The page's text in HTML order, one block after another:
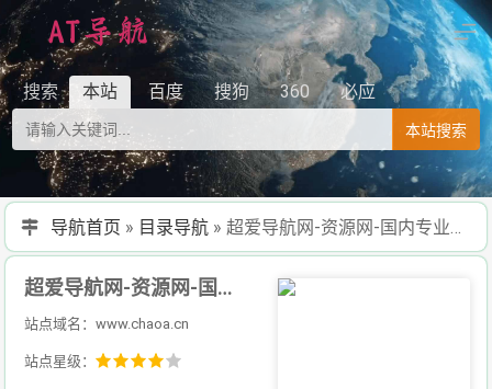
搜索 本站 百度 搜狗 360 必应
本站搜索
导航首页 » 目录导航» 超爱导航网-资源网-国内专业的技术资源网分类平台
超爱导航网-资源网-国内专业的技术资源网分类平台
站点域名：www.chaoa.cn
站点星级：